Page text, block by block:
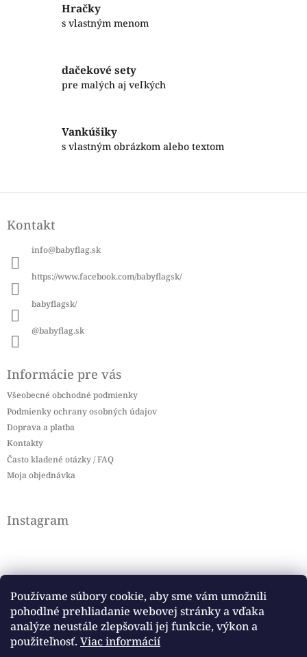
Používame súbory cookie, aby sme vám umožnili
pohodlné prehliadanie webovej stránky a vďaka
analýze neustále zlepšovali jej funkcie, výkon a
použiteľnosť. Viac informácií
p
v
i
Hračky
s vlastným menom
dačekové sety
pre malých aj veľkých
Vankúšiky
s vlastným obrázkom alebo textom
pKontakt
info@babyflag.sk
https://www.facebook.com/babyflagsk/
babyflagsk/
@babyflag.sk
Informácie pre vás
Všeobecné obchodné podmienky
Podmienky ochrany osobných údajov
Doprava a platba
Kontakty
Často kladené otázky / FAQ
Moja objednávka
Instagram
Sledovať na Instagrame